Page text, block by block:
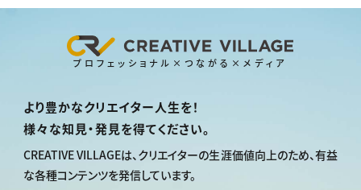
プロフェッショナル×つながる×メディア
より豊かなクリエイター人生を！
様々な知見・発見を得てください。
CREATIVE VILLAGEは、クリエイターの生涯価値向上のため、有益
な各種コンテンツを発信しています。